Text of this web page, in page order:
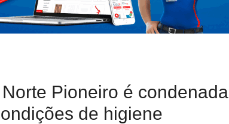
Pioneiro é condenada
de higiene